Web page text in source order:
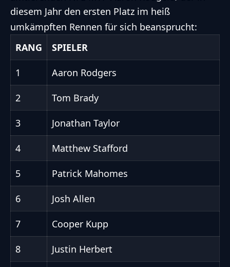
diesem Jahr den ersten Platz im heiß
umkämpften Rennen für sich beansprucht:
RANG
SPIELER
1 Aaron Rodgers
2 Tom Brady
3 Jonathan Taylor
4 Matthew Stafford
5 Patrick Mahomes
6 Josh Allen
7 Cooper Kupp
8 Justin Herbert